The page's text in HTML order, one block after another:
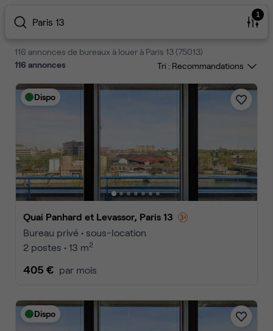
Paris 13
1
116 annonces de bureaux à louer à Paris 13 (75013)
116 annonces Tri :
Dispo
Quai Panhard et Levassor, Paris 13
Bureau privé • sous-location
2 postes • 13 m2
405 € par mois
Dispo